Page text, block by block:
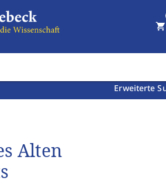
Erweiterte
shopping_cart
Alten